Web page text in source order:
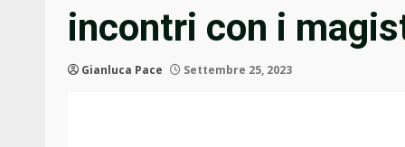
incontri con i
Gianluca Pace Settembre 25, 2023